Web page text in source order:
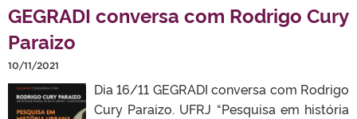
GEGRADI conversa com Rodrigo Cury
Paraizo
10/11/2021
Dia 16/11 GEGRADI conversa com Rodrigo
Cury Paraizo. UFRJ “Pesquisa em história